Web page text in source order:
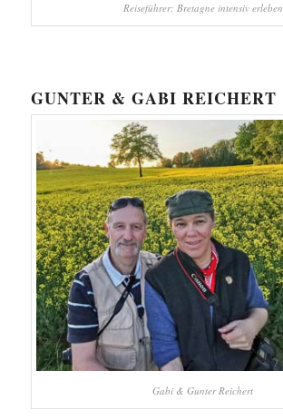
Reiseführer: Bretagne intensiv erleben
GUNTER & GABI REICHERT
Gabi & Gunter Reichert